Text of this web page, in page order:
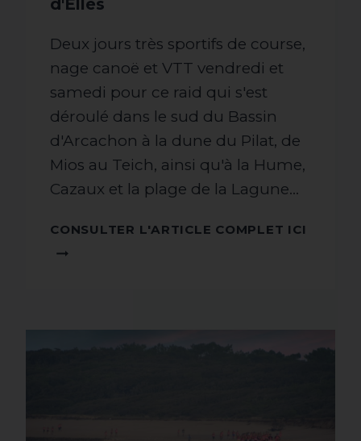
d'Elles
Deux jours très sportifs de course,
nage canoë et VTT vendredi et
samedi pour ce raid qui s'est
déroulé dans le sud du Bassin
d'Arcachon à la dune du Pilat, de
Mios au Teich, ainsi qu'à la Hume,
Cazaux et la plage de la Lagune…
CONSULTER L'ARTICLE COMPLET ICI